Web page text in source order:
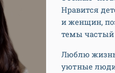
Нравится
и женщин,
темы частый
Люблю жизнь
уютные